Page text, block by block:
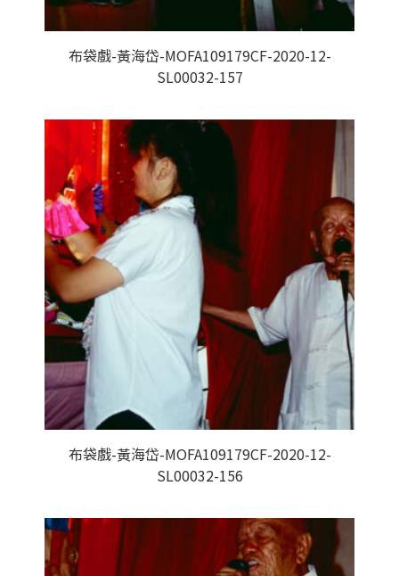
布袋戲-黃海岱-MOFA109179CF-2020-12-
SL00032-157
布袋戲-黃海岱-MOFA109179CF-2020-12-
SL00032-156